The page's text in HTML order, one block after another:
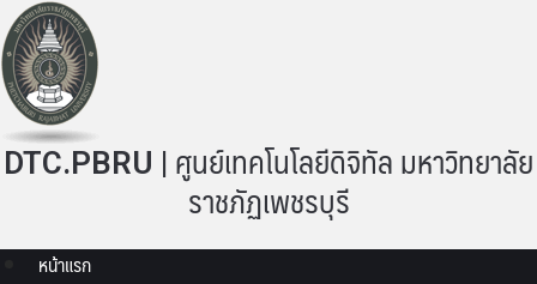
DTC.PBRU | ศูนย์เทคโนโลยีดิจิทัล มหาวิทยาลัย
ราชภัฏเพชรบุรี
หน้าแรก